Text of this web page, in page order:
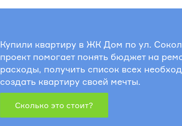
Купили квартиру в ЖК Дом по ул.
проект помогает понять бюджет на
расходы, получить список всех
создать квартиру своей мечты.
Сколько это стоит?